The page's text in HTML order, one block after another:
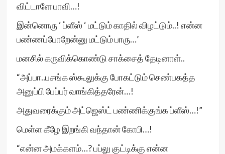
விட்டாளே பாவி…!
இன்னொரு ‘ ப்ளீஸ் ‘ மட்டும் காதில் விழட்டும்..! என்ன
பண்ணப்போறேன்னு மட்டும் பாரு…’
மனசில் கருவிக்கொண்டு சாக்சைத் தேடினாள்..
“அப்பா..பசங்க ஸ்கூலுக்கு போகட்டும் செண்பகத்த
அனுப்பி பேப்பர் வாங்கித்தரேன்…!
அதுவரைக்கும் அட்ஜெஸ்ட் பண்ணிக்குங்க ப்ளீஸ்…!”
மெள்ள கீழே இறங்கி வந்தான் கோபி…!
“என்ன அமக்களம்…? பப்லு குட்டிக்கு என்ன